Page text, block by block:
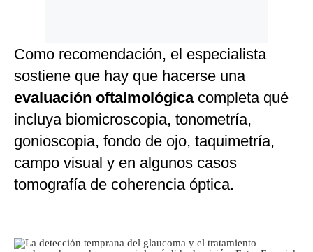
Como recomendación, el especialista
sostiene que hay que hacerse una
evaluación oftalmológica completa qué
incluya biomicroscopia, tonometría,
gonioscopia, fondo de ojo, taquimetría,
campo visual y en algunos casos
tomografía de coherencia óptica.